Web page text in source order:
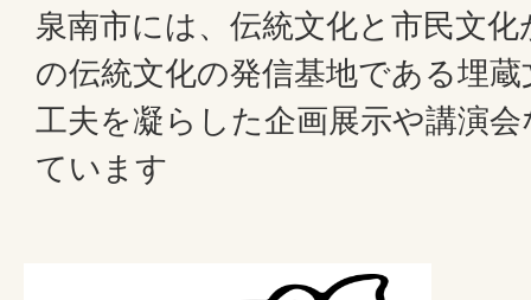
泉南市には、伝統文化と市民文
の伝統文化の発信基地である埋
工夫を凝らした企画展示や講演
ています